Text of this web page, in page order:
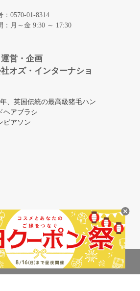
：0570-01-8314
：月～金 9:30 ～ 17:30
営・企画
オズ・インターナショ
、英国伝統の最高級猪毛ハン
ヘアブラシ
ピアソン
す。